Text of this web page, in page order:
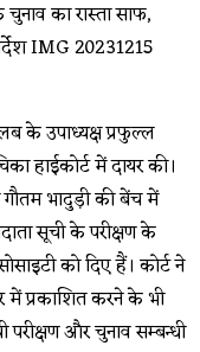
के उपाध्यक्ष प्रफुल्ल
हाईकोर्ट में दायर की।
गौतम भादुड़ी की बेंच में
सूची के परीक्षण के
को दिए हैं। कोर्ट ने
प्रकाशित करने के भी
परीक्षण और चुनाव सम्बन्धी